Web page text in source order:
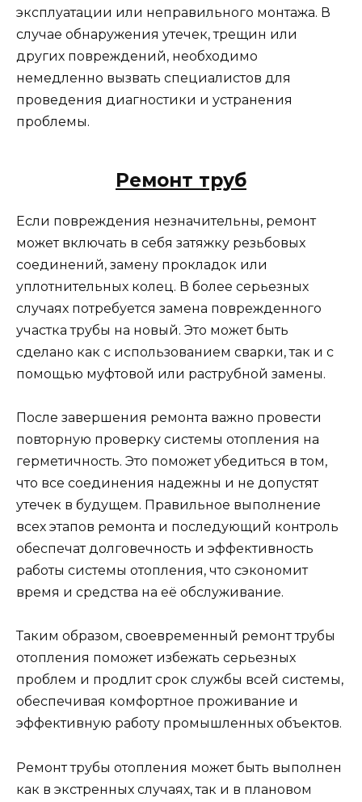
эксплуатации или неправильного монтажа. В
случае обнаружения утечек, трещин или
других повреждений, необходимо
немедленно вызвать специалистов для
проведения диагностики и устранения
проблемы.
Ремонт труб
Если повреждения незначительны, ремонт
может включать в себя затяжку резьбовых
соединений, замену прокладок или
уплотнительных колец. В более серьезных
случаях потребуется замена поврежденного
участка трубы на новый. Это может быть
сделано как с использованием сварки, так и с
помощью муфтовой или раструбной замены.
После завершения ремонта важно провести
повторную проверку системы отопления на
герметичность. Это поможет убедиться в том,
что все соединения надежны и не допустят
утечек в будущем. Правильное выполнение
всех этапов ремонта и последующий контроль
обеспечат долговечность и эффективность
работы системы отопления, что сэкономит
время и средства на её обслуживание.
Таким образом, своевременный ремонт трубы
отопления поможет избежать серьезных
проблем и продлит срок службы всей системы,
обеспечивая комфортное проживание и
эффективную работу промышленных объектов.
Ремонт трубы отопления может быть выполнен
как в экстренных случаях, так и в плановом